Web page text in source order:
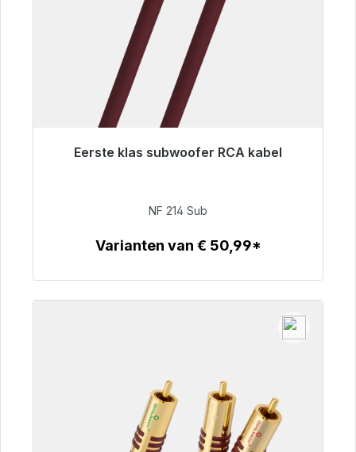
Eerste klas subwoofer RCA kabel
Klaar voor onmiddellijke verzending, levertijd
€ 94,00
NF 214 Sub
Varianten van € 50,99*